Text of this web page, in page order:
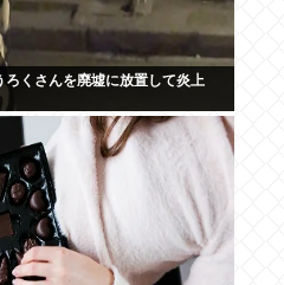
ろくさんを廃墟に放置して炎上